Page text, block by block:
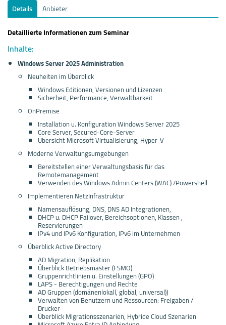
Details
Anbieter
Detaillierte Informationen zum Seminar
Inhalte:
Windows Server 2025 Administration
Neuheiten im Überblick
Windows Editionen, Versionen und Lizenzen
Sicherheit, Performance, Verwaltbarkeit
OnPremise
Installation u. Konfiguration Windows Server 2025
Core Server, Secured-Core-Server
Übersicht Microsoft Virtualisierung, Hyper-V
Moderne Verwaltungsumgebungen
Bereitstellen einer Verwaltungsbasis für das
Remotemanagement
Verwenden des Windows Admin Centers (WAC) /Powershell
Implementieren NetzInfrastruktur
Namensauflösung, DNS, DNS AD Integrationen,
DHCP u. DHCP Failover, Bereichsoptionen, Klassen ,
Reservierungen
IPv4 und IPv6 Konfiguration, IPv6 im Unternehmen
Überblick Active Directory
AD Migration, Replikation
Überblick Betriebsmaster (FSMO)
Gruppenrichtlinien u. Einstellungen (GPO)
LAPS - Berechtigungen und Rechte
AD Gruppen (domänenlokall, global, universal))
Verwalten von Benutzern und Ressourcen: Freigaben /
Drucker
Überblick Migrationsszenarien, Hybride Cloud Szenarien